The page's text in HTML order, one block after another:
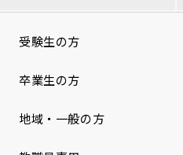
受験生の方
卒業生の方
地域・一般の方